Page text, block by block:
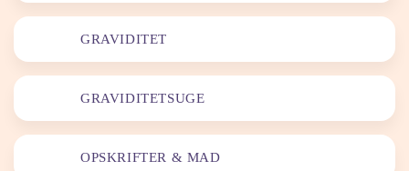
GRAVIDITET
GRAVIDITETSUGE
OPSKRIFTER & MAD